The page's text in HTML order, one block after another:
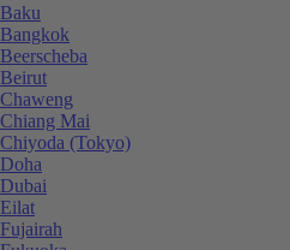
Baku
Bangkok
Beerscheba
Beirut
Chaweng
Chiang Mai
Chiyoda (Tokyo)
Doha
Dubai
Eilat
Fujairah